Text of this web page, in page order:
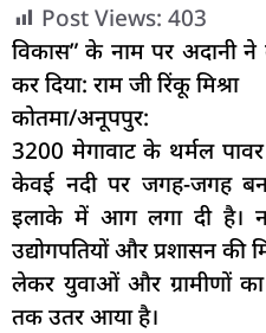
Post Views: 403
विकास” के नाम पर अदानी
कर दिया: राम जी रिंकू मिश्रा
कोतमा/अनूपपुर:
3200 मेगावाट के थर्मल पावर
केवई नदी पर जगह-जगह
इलाके में आग लगा दी है।
उद्योगपतियों और प्रशासन
लेकर युवाओं और ग्रामीणों
तक उतर आया है।